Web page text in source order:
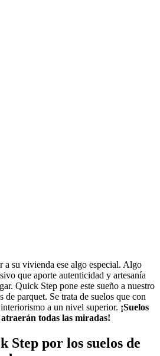
a su vivienda ese algo especial. Algo
que aporte autenticidad y artesanía
Quick Step pone este sueño a nuestro
de parquet. Se trata de suelos que con
a un nivel superior. ¡Suelos
todas las miradas!
Step por los suelos de